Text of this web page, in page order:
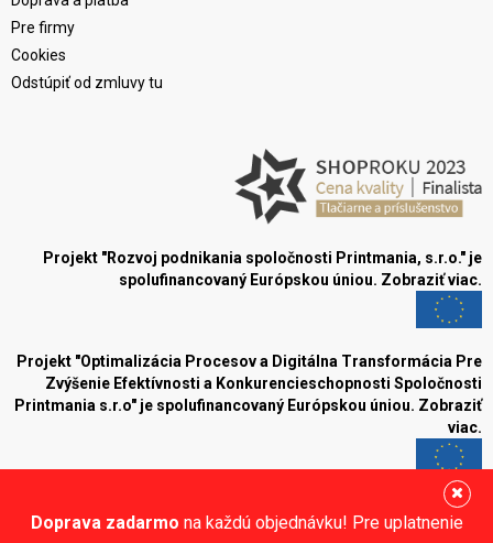
Doprava zadarmo na každú objednávku! Pre uplatnenie
Pre firmy
Cookies
Odstúpiť od zmluvy tu
Projekt "Rozvoj podnikania spoločnosti Printmania, s.r.o." je
spolufinancovaný Európskou úniou. Zobraziť viac.
Projekt "Optimalizácia Procesov a Digitálna Transformácia Pre
Zvýšenie Efektívnosti a Konkurencieschopnosti Spoločnosti
Printmania s.r.o" je spolufinancovaný Európskou úniou. Zobraziť
viac.
Blog